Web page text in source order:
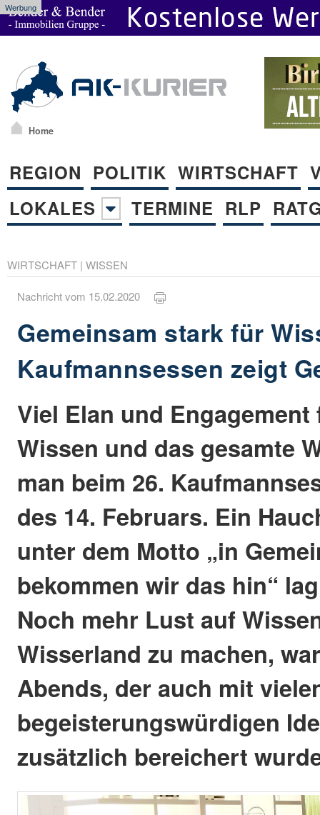
Werbung
Home
REGION POLITIK WIRTSCHAFT
LOKALES
TERMINE RLP
WIRTSCHAFT | WISSEN
Nachricht vom 15.02.2020
Gemeinsam stark für
Kaufmannsessen zeigt
Viel Elan und
Wissen und das gesamte
man beim 26.
des 14. Februars. Ein
unter dem Motto „in
bekommen wir das hin“
Noch mehr Lust auf
Wisserland zu machen,
Abends, der auch mit
begeisterungswürdigen
zusätzlich bereichert